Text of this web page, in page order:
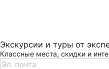
Экскурсии и туры от
Классные места, скидки и